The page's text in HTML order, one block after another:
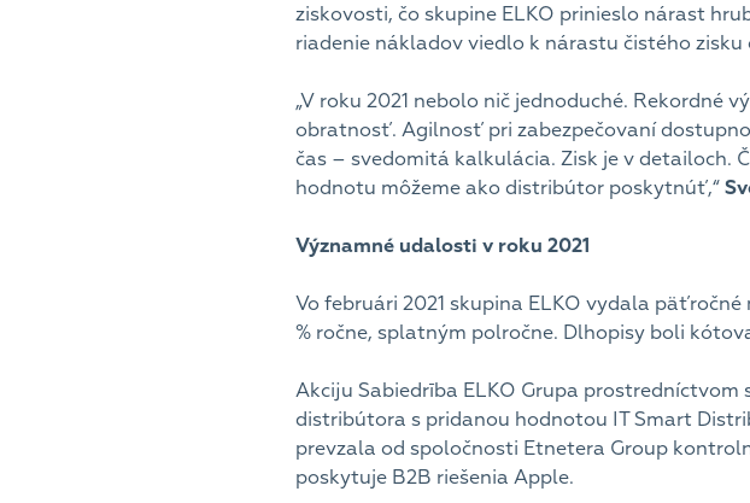
ziskovosti, čo skupine ELKO prinieslo nárast
riadenie nákladov viedlo k nárastu čistého zisku
„V roku 2021 nebolo nič jednoduché. Rekordné
obratnosť. Agilnosť pri zabezpečovaní
čas – svedomitá kalkulácia. Zisk je v detailoch.
hodnotu môžeme ako distribútor poskytnúť,“
Významné udalosti v roku 2021
Vo februári 2021 skupina ELKO vydala
% ročne, splatným polročne. Dlhopisy boli
Akciju Sabiedrība ELKO Grupa prostredníctvom
distribútora s pridanou hodnotou IT Smart
prevzala od spoločnosti Etnetera Group
poskytuje B2B riešenia Apple.